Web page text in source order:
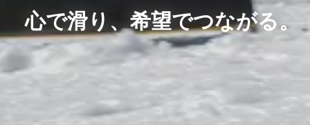
心で滑り、希望でつながる。